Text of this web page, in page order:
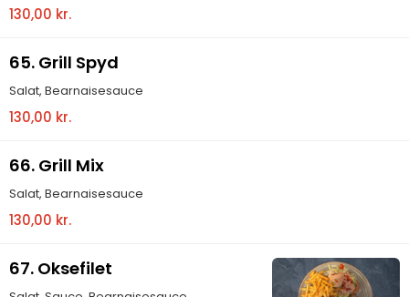
130,00 kr.
65. Grill Spyd
Salat, Bearnaisesauce
130,00 kr.
66. Grill Mix
Salat, Bearnaisesauce
130,00 kr.
67. Oksefilet